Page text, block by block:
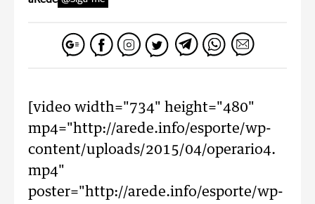
[video width="734" height="480"
mp4="http://arede.info/esporte/wp-
content/uploads/2015/04/operario4.
mp4"
poster="http://arede.info/esporte/wp-